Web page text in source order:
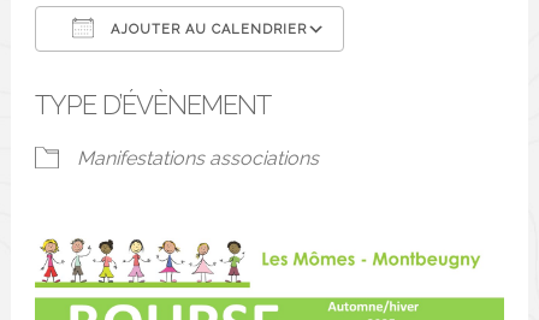
AJOUTER AU CALENDRIER
TYPE D’ÉVÈNEMENT
Manifestations associations